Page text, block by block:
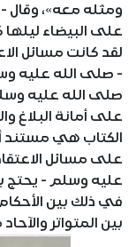
ومثله معه»،
على البيضاء ليلها
لقد كانت مسائل
- صلى الله عليه
صلى الله عليه
على أمانة البلاغ
الكتاب هي مستند
على مسائل
عليه وسلم - يحتج
في ذلك بين
بين المتواتر